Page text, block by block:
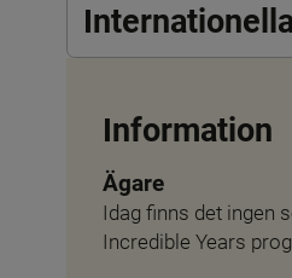
Information
Ägare
Idag finns det ingen
Incredible Years